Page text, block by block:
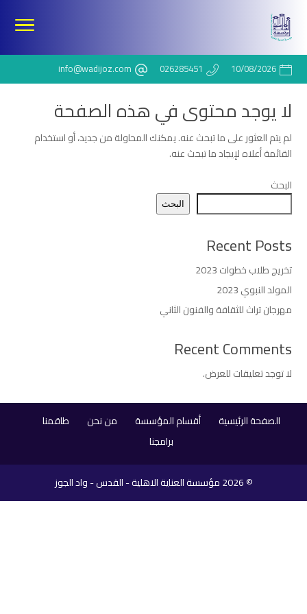
10/08/2026
026285451
info@wadijoz.com
لا يوجد محتوى في هذه الصفحة
لم يتم العثور على ما تبحث عنه. يمكنك المحاولة من جديد، أو استخدام
القائمة أعلاه لإيجاد ما تبحث عنه.
البحث
البحث
Recent Posts
تخريج طلاب خطوات 2023
المولد النبوي 2023
مهرجان تراث للثقافة والفنون الثاني
Recent Comments
لا توجد تعليقات للعرض.
الصفحة الرئيسية أقسام المؤسسة من نحن
طاقمنا
برامجنا
© 2026 مؤسسة العناية الاهلية - القدس - واد الجوز